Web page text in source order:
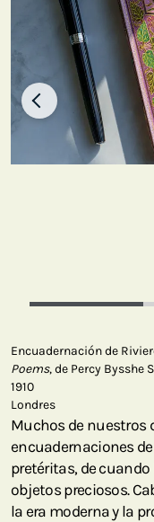
Encuadernación de
Poems, de Percy Bysshe
1910
Londres
Muchos de nuestros
encuadernaciones
pretéritas, de
objetos preciosos.
la era moderna y la